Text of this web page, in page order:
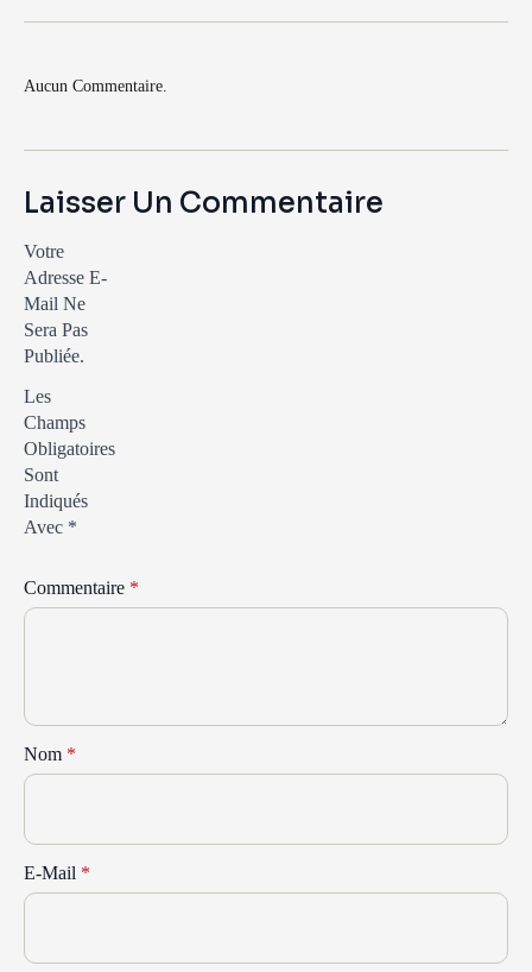
Aucun Commentaire.
Laisser Un Commentaire
Votre
Adresse E-
Mail Ne
Sera Pas
Publiée.
Les
Champs
Obligatoires
Sont
Indiqués
Avec *
Commentaire *
Nom *
E-Mail *